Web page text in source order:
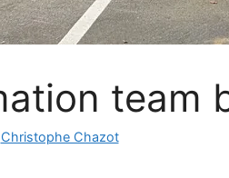
Christophe Chazot